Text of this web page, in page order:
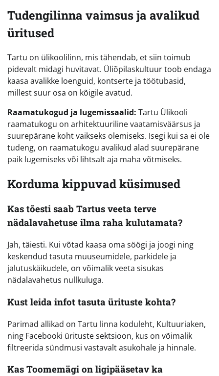
Tudengilinna vaimsus ja avalikud
üritused
Tartu on ülikoolilinn, mis tähendab, et siin toimub
pidevalt midagi huvitavat. Üliõpilaskultuur toob endaga
kaasa avalikke loenguid, kontserte ja töötubasid,
millest suur osa on kõigile avatud.
Raamatukogud ja lugemissaalid: Tartu Ülikooli
raamatukogu on arhitektuuriline vaatamisväärsus ja
suurepärane koht vaikseks olemiseks. Isegi kui sa ei ole
tudeng, on raamatukogu avalikud alad suurepärane
paik lugemiseks või lihtsalt aja maha võtmiseks.
Korduma kippuvad küsimused
Kas tõesti saab Tartus veeta terve
nädalavahetuse ilma raha kulutamata?
Jah, täiesti. Kui võtad kaasa oma söögi ja joogi ning
keskendud tasuta muuseumidele, parkidele ja
jalutuskäikudele, on võimalik veeta sisukas
nädalavahetus nullkuluga.
Kust leida infot tasuta ürituste kohta?
Parimad allikad on Tartu linna koduleht, Kultuuriaken,
ning Facebooki ürituste sektsioon, kus on võimalik
filtreerida sündmusi vastavalt asukohale ja hinnale.
Kas Toomemägi on ligipääsetav ka